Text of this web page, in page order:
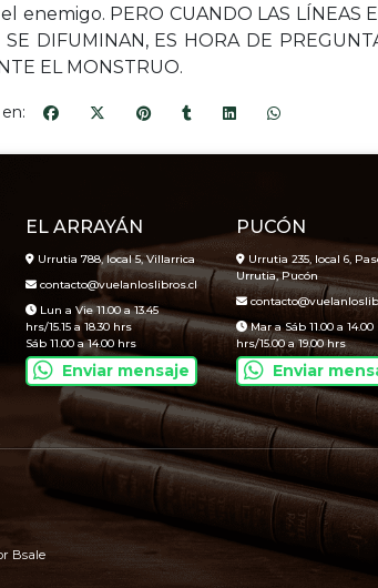
enemigo. PERO CUANDO LAS LÍNEAS
SE DIFUMINAN, ES HORA DE
EL MONSTRUO.
EL ARRAYÁN
Urrutia 788, local 5, Villarrica
contacto@vuelanloslibros.cl
Lun a Vie 11.00 a 13.45
hrs/15.15 a 18.30 hrs
Sáb 11.00 a 14.00 hrs
Enviar mensaje
PUCÓN
Urrutia 235, local 6,
Urrutia, Pucón
Mar a Sáb 11.00 a 14.00
hrs/15.00 a 19.00 hrs
Enviar
Bsale